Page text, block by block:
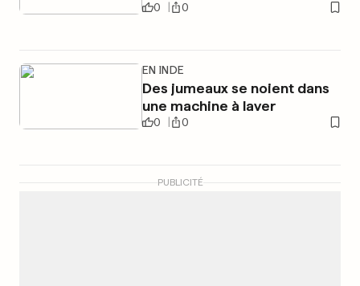
0 0
EN INDE
Des jumeaux se noient dans
une machine à laver
0 0
PUBLICITÉ